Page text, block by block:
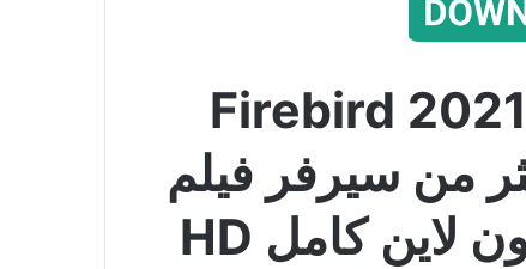
شاهد اون لاين فيلم Firebird 2021
من سيرفر فيلم
فايربيرد,حدأة 2021 اون لاين كامل HD